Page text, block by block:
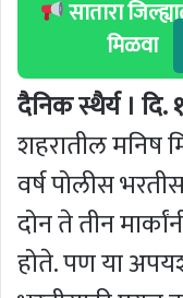
सातारा
मिळवा
दैनिक स्थैर्य । दि.
शहरातील मनिष
वर्ष पोलीस
दोन ते तीन
होते. पण या